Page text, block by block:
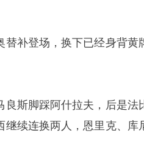
替补登场，换下已经身背黄
良斯脚踩阿什拉夫，后是法
续连换两人，恩里克、库